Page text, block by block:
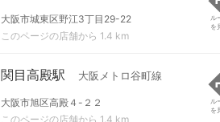
大阪市城東区野江3丁目29-22
このページの店舗から 1.4 km
ル
を
関目高殿駅 大阪メトロ谷町線
大阪市旭区高殿４-２２
このページの店舗から 1.4 km
ル
を